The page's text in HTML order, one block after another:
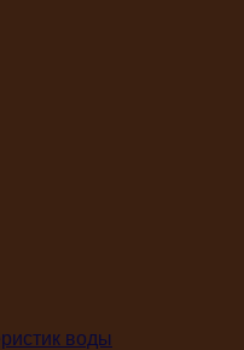
воды